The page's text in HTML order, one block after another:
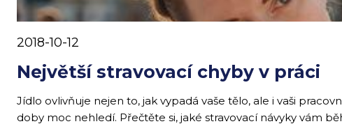
2018-10-12
Největší stravovací chyby v práci
Jídlo ovlivňuje nejen to, jak vypadá vaše tělo, ale i vaši
doby moc nehledí. Přečtěte si, jaké stravovací návyky vám